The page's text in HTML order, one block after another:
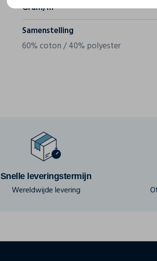
Gram/m²
Samenstelling
60% coton / 40% polyester
Snelle leveringstermijn
Wereldwijde levering